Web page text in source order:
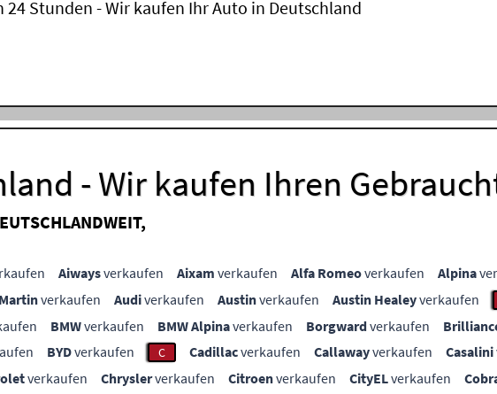
Stunden - Wir kaufen Ihr Auto in Deutschland
- Wir kaufen Ihren
Aiwaysverkaufen Aixam verkaufen Alfa Romeoverkaufen Alpina
verkaufen Audiverkaufen Austinverkaufen Austin Healeyverkaufen
BMWverkaufen BMW Alpinaverkaufen Borgwardverkaufen
BYDverkaufen C Cadillacverkaufen Callawayverkaufen Casalini
verkaufen Chryslerverkaufen Citroenverkaufen CityELverkaufen